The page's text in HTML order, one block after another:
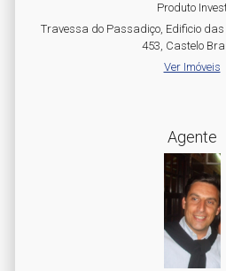
Produto
Travessa do Passadiço, Edificio
453, Castelo
Ver Imóveis
Agente